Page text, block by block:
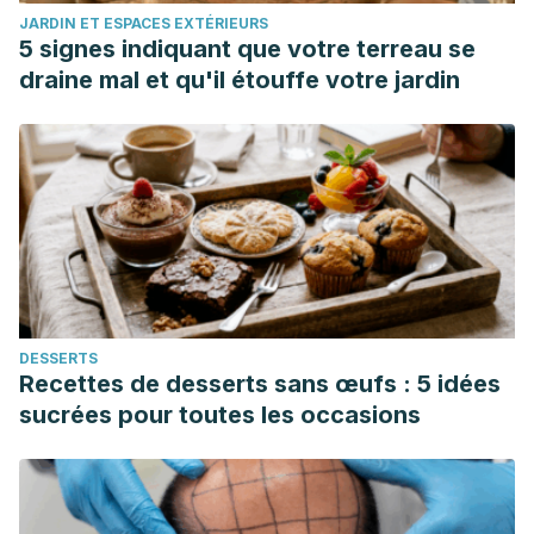
Current pharmaceutical design.
https://pubmed.ncbi.nlm.nih.gov/37559241/
Clem, J., & Barthel, B. (2021). A Look at Plant-Based Diets.
Missouri medicine,118(3), 233–238.
https://www.ncbi.nlm.nih.gov/pmc/articles/PMC8210981/
Cordova, R., Viallon, V., Fontvieille, E., Peruchet-Noray, L.,
Jansana, A., Wagner, K.-H., Kyrø, C., Tjønneland, A.,
Katzke, V., Bajracharya, R., Schulze, M. B., Masala, G., Sieri,
S., Panico, S., Ricceri, F., Tumino, R., Boer, J. M. A.,
Verschuren, W. M. M., van der Schouw, Y. T., … Freisling, H.
(2023). Consumption of ultra-processed foods and risk of
multinational cohort study. The Lancet Regional Health.
Europe, 35(100771), 100771.
https://www.thelancet.com/journals/lanepe/article/PIIS2666-
JARDIN ET ESPACES EXTÉRIEURS
5 signes indiquant que votre terreau se
draine mal et qu'il étouffe votre jardin
DESSERTS
Recettes de desserts sans œufs : 5 idées
sucrées pour toutes les occasions